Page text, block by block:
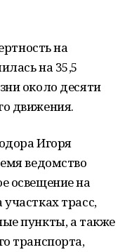
на
на 35,5
около десяти
движения.
Игоря
ведомство
освещение на
трасс,
пункты, а также
транспорта,